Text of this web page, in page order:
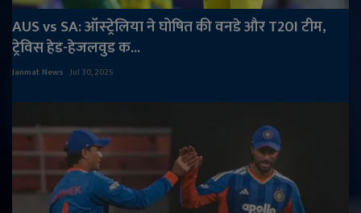
AUS vs SA: ऑस्‍ट्रेलिया ने घोषित की वनडे और T20I टीम,
ट्रेविस हेड-हेजलवुड क...
Janmat News Jul 30, 2025